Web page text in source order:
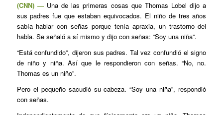
(CNN) — Una de las primeras cosas que Thomas Lobel dijo a
sus padres fue que estaban equivocados. El niño de tres años
sabía hablar con señas porque tenía apraxia, un trastorno del
habla. Se señaló a sí mismo y dijo con señas: “Soy una niña”.
“Está confundido”, dijeron sus padres. Tal vez confundió el signo
de niño y niña. Así que le respondieron con señas. “No, no.
Thomas es un niño”.
Pero el pequeño sacudió su cabeza. “Soy una niña”, respondió
con señas.